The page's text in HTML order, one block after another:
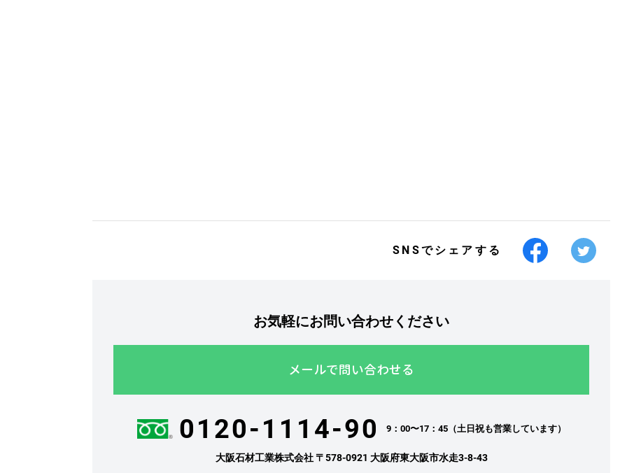
SNSでシェアする
お気軽にお問い合わせください
メールで問い合わせる
0120-1114-90 9：00〜17：45（土日祝も営業しています）
大阪石材工業株式会社〒578-0921 大阪府東大阪市水走3-8-43